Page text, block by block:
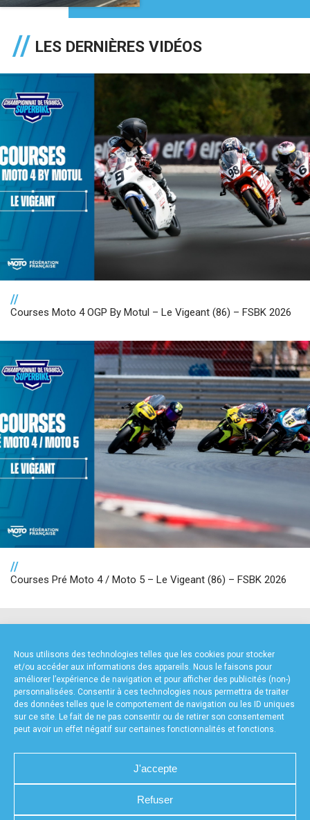
Nous utilisons des technologies telles que les cookies pour stocker
et/ou accéder aux informations des appareils. Nous le faisons pour
améliorer l’expérience de navigation et pour afficher des publicités (non-)
personnalisées. Consentir à ces technologies nous permettra de traiter
des données telles que le comportement de navigation ou les ID uniques
sur ce site. Le fait de ne pas consentir ou de retirer son consentement
peut avoir un effet négatif sur certaines fonctionnalités et fonctions.
J'accepte
Refuser
LES DERNIÈRES VIDÉOS
//
Courses Moto 4 OGP By Motul – Le Vigeant (86) – FSBK 2026
//
Courses Pré Moto 4 / Moto 5 – Le Vigeant (86) – FSBK 2026